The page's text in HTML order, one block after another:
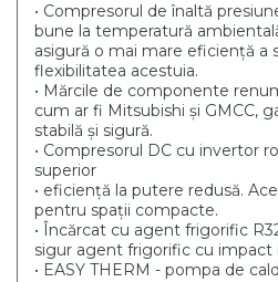
• Compresorul de înaltă
bune la temperatură
asigură o mai mare eficiență a
flexibilitatea acestuia.
• Mărcile de componente
cum ar fi Mitsubishi și GMCC,
stabilă și sigură.
• Compresorul DC cu invertor
superior
• eficienţă la putere redusă.
pentru spații compacte.
• Încărcat cu agent frigorific
sigur agent frigorific cu impact
• EASY THERM - pompa de